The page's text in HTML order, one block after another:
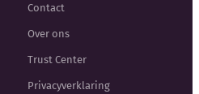
Contact
Over ons
Trust Center
Privacyverklaring